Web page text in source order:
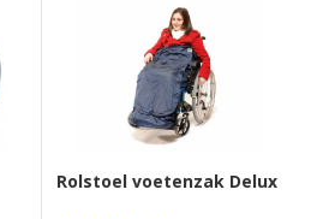
Rolstoel voetenzak Delux